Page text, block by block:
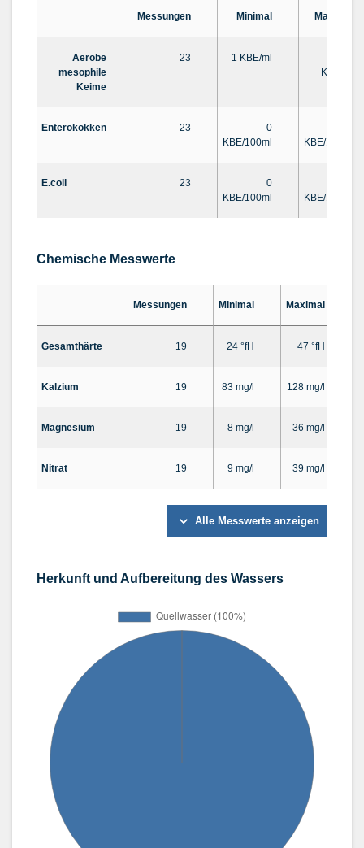
Messungen Minimal Maximal
Aerobe
mesophile
Keime
23 1 KBE/ml
KBE/ml
Enterokokken 23
0
KBE/100ml
KBE/100ml
E.coli 23
0
KBE/100ml
KBE/100ml
Chemische Messwerte
Messungen Minimal Maximal
Gesamthärte 19 24 °fH 47 °fH
Kalzium 19 83 mg/l 128 mg/l
Magnesium 19 8 mg/l 36 mg/l
Nitrat 19 9 mg/l 39 mg/l
Alle Messwerte anzeigen
Herkunft und Aufbereitung des Wassers